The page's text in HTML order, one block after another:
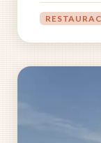
sedíte na